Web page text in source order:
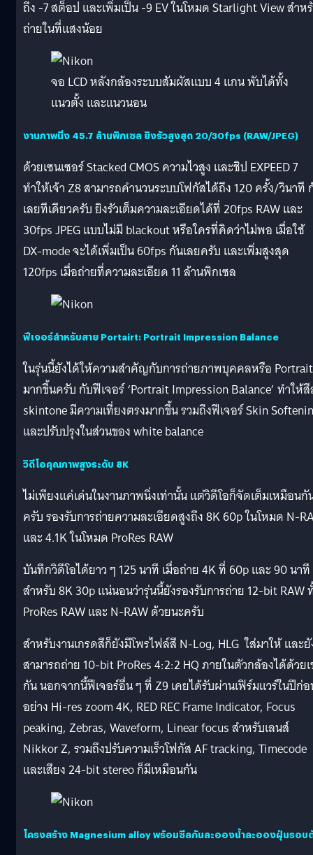
ถึง -7 สต็อป และเพิ่มเป็น -9 EV ในโหมด Starlight View สำห
ถ่ายในที่แสงน้อย
จอ LCD หลังกล้องระบบสัมผัสแบบ 4 แกน พับได้ทั้ง
แนวตั้ง และแนวนอน
งานภาพนิ่ง 45.7 ล้านพิกเซล ยิงรัวสูงสุด 20/30fps (RAW/JPEG)
ด้วยเซนเซอร์ Stacked CMOS ความไวสูง และชิป EXPEED 7
ทำให้เจ้า Z8 สามารถคำนวนระบบโฟกัสได้ถึง 120 ครั้ง/วินาที
เลยทีเดียวครับ ยิงรัวเต็มความละเอียดได้ที่ 20fps RAW และ
30fps JPEG แบบไม่มี blackout หรือใครที่คิดว่าไม่พอ เมื่อใช้
DX-mode จะได้เพิ่มเป็น 60fps กันเลยครับ และเพิ่มสูงสุด
120fps เมื่อถ่ายที่ความละเอียด 11 ล้านพิกเซล
ฟีเจอร์สำหรับสาย Portairt: Portrait Impression Balance
ในรุ่นนี้ยังได้ให้ความสำคัญกับการถ่ายภาพบุคคลหรือ Portrait
มากขึ้นครับ กับฟีเจอร์ ‘Portrait Impression Balance’ ทำให้
skintone มีความเที่ยงตรงมากขึ้น รวมถึงฟีเจอร์ Skin
และปรับปรุงในส่วนของ white balance
วิดีโอคุณภาพสูงระดับ 8K
ไม่เพียงแค่เด่นในงานภาพนิ่งเท่านั้น แต่วิดีโอก็จัดเต็มเหมือนกั
ครับ รองรับการถ่ายความละเอียดสูงถึง 8K 60p ในโหมด N-
และ 4.1K ในโหมด ProRes RAW
บันทึกวิดีโอได้ยาว ๆ 125 นาที เมื่อถ่าย 4K ที่ 60p และ 90 นาที
สำหรับ 8K 30p แน่นอนว่ารุ่นนี้ยังรองรับการถ่าย 12-bit RAW
ProRes RAW และ N-RAW ด้วยนะครับ
สำหรับงานเกรดสีก็ยังมีโพรไฟล์สี N-Log, HLG ใส่มาให้ และ
สามารถถ่าย 10-bit ProRes 4:2:2 HQ ภายในตัวกล้องได้ด้วย
กัน นอกจากนี้ฟีเจอร์อื่น ๆ ที่ Z9 เคยได้รับผ่านเฟิร์มแวร์ในปีก่
อย่าง Hi-res zoom 4K, RED REC Frame Indicator, Focus
peaking, Zebras, Waveform, Linear focus สำหรับเลนส์
Nikkor Z, รวมถึงปรับความเร็วโฟกัส AF tracking, Timecode
และเสียง 24-bit stereo ก็มีเหมือนกัน
โครงสร้าง Magnesium alloy พร้อมซีลกันละอองน้ำละอองฝุ่นรอบ